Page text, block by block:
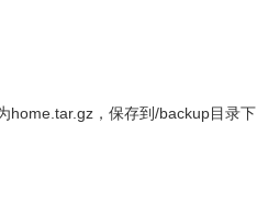
home.tar.gz，保存到/backup目录下